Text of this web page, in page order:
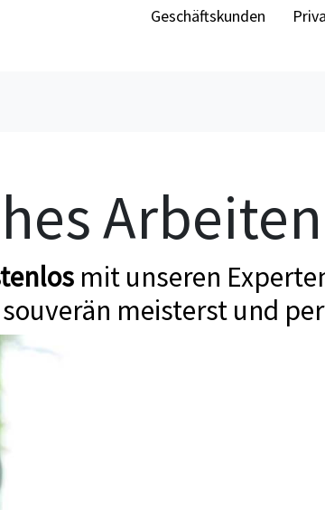
Geschäftskunden
mit unseren
meisterst und